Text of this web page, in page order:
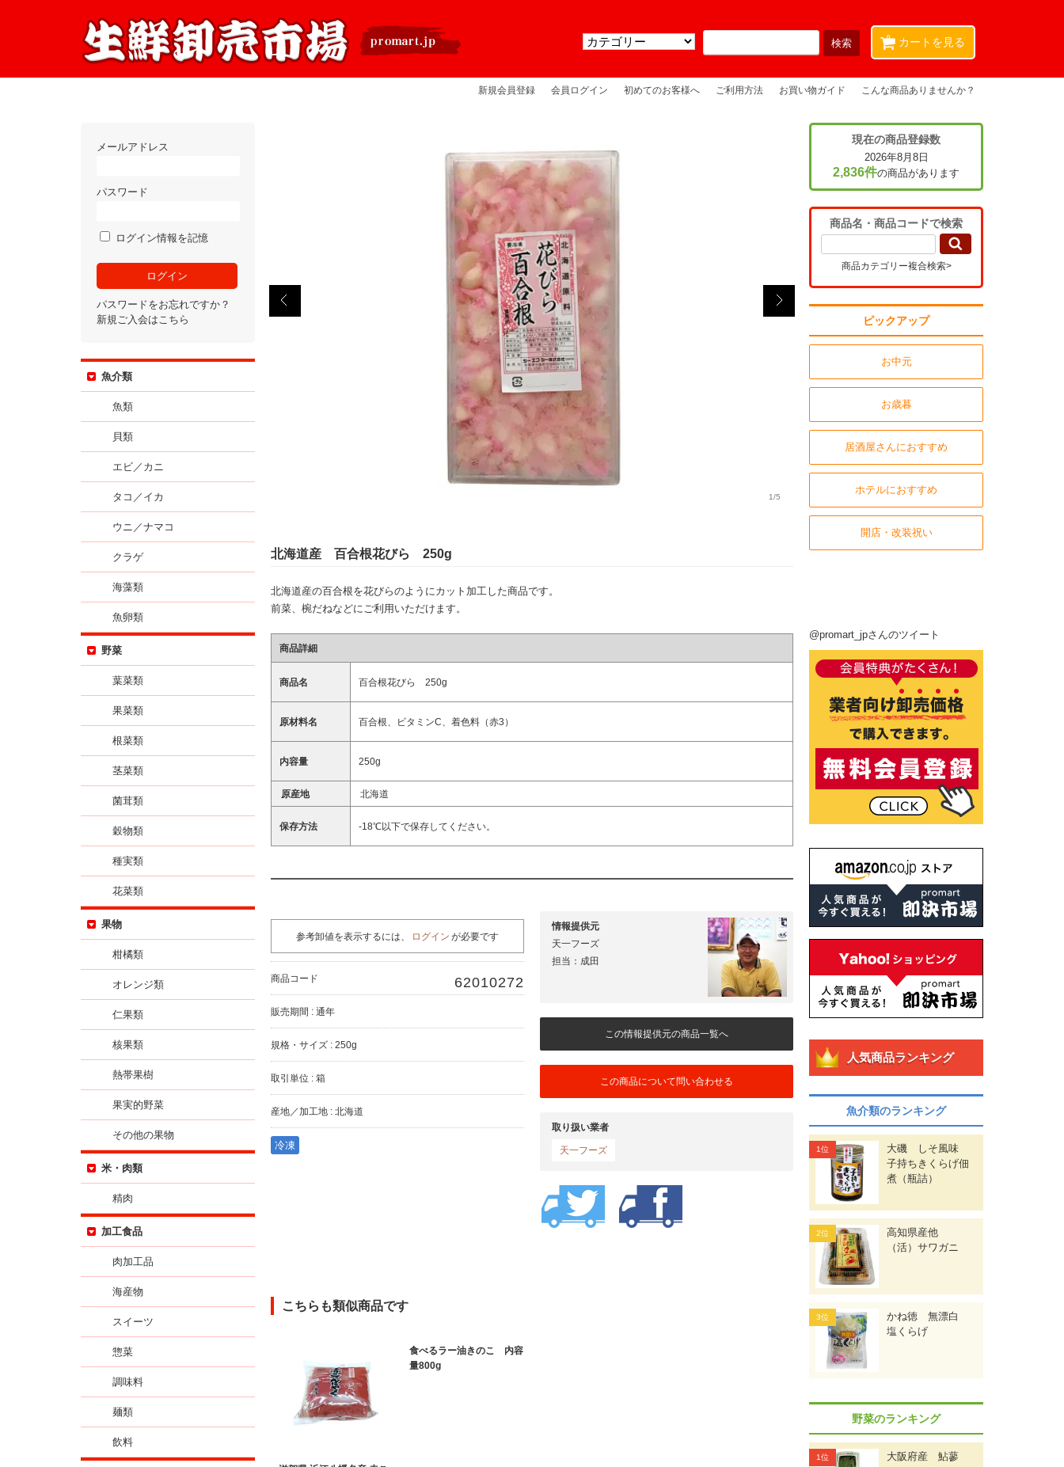
カートを見る
0
新規会員登録 会員ログイン 初めてのお客様へ ご利用方法 お買い物ガイド こんな商品ありませんか？
1/5
北海道産 百合根花びら 250g
北海道産の百合根を花びらのようにカット加工した商品です。
前菜、椀だねなどにご利用いただけます。
商品詳細
商品名 百合根花びら 250g
原材料名 百合根、ビタミンC、着色料（赤3）
内容量 250g
原産地 北海道
保存方法 -18℃以下で保存してください。
参考卸値を表示するには、 ログイン が必要です
商品コード 62010272
販売期間 : 通年
規格・サイズ : 250g
取引単位 : 箱
産地／加工地 : 北海道
冷凍
情報提供元
天一フーズ
担当：成田
この情報提供元の商品一覧へ
この商品について問い合わせる
取り扱い業者
天一フーズ
こちらも類似商品です
食べるラー油きのこ 内容
量800g
メールアドレス
パスワード
ログイン情報を記憶
パスワードをお忘れですか？
新規ご入会はこちら
魚介類
魚類
貝類
エビ／カニ
タコ／イカ
ウニ／ナマコ
クラゲ
海藻類
魚卵類
野菜
葉菜類
果菜類
根菜類
茎菜類
菌茸類
穀物類
種実類
花菜類
果物
柑橘類
オレンジ類
仁果類
核果類
熱帯果樹
果実的野菜
その他の果物
米・肉類
精肉
加工食品
肉加工品
海産物
スイーツ
惣菜
調味料
麺類
飲料
現在の商品登録数
2026年8月8日
2,836件の商品があります
商品名・商品コードで検索
商品カテゴリー複合検索>
ピックアップ
お中元
お歳暮
居酒屋さんにおすすめ
ホテルにおすすめ
開店・改装祝い
@promart_jpさんのツイート
人気商品ランキング
魚介類のランキング
大磯 しそ風味
子持ちきくらげ佃
煮（瓶詰）
高知県産他
（活）サワガニ
かね徳 無漂白
塩くらげ
野菜のランキング
大阪府産 鮎蓼